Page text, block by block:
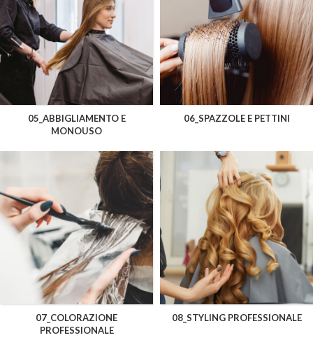
05_ABBIGLIAMENTO E
MONOUSO
06_SPAZZOLE E PETTINI
07_COLORAZIONE
PROFESSIONALE
08_STYLING PROFESSIONALE